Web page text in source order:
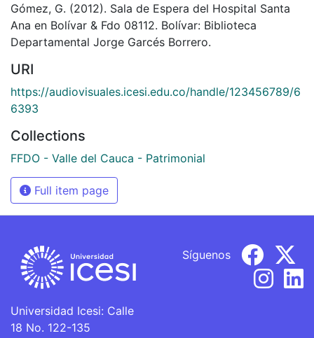
Gómez, G. (2012). Sala de Espera del Hospital Santa
Ana en Bolívar & Fdo 08112. Bolívar: Biblioteca
Departamental Jorge Garcés Borrero.
URI
https://audiovisuales.icesi.edu.co/handle/123456789/6
6393
Collections
FFDO - Valle del Cauca - Patrimonial
Full item page
Universidad Icesi: Calle
18 No. 122-135
Síguenos